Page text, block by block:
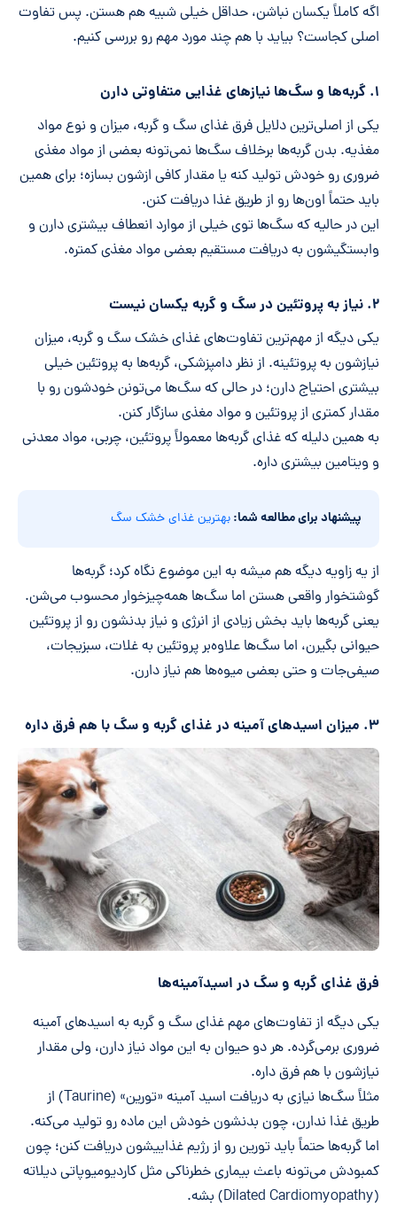
اگه کاملاً یکسان نباشن، حداقل خیلی شبیه هم هستن. پس تفاوت
اصلی کجاست؟ بیاید با هم چند مورد مهم رو بررسی کنیم.
۱. گربه‌ها و سگ‌ها نیازهای غذایی متفاوتی دارن
یکی از اصلی‌ترین دلایل فرق غذای سگ و گربه، میزان و نوع مواد
مغذیه. بدن گربه‌ها برخلاف سگ‌ها نمی‌تونه بعضی از مواد مغذی
ضروری رو خودش تولید کنه یا مقدار کافی ازشون بسازه؛ برای همین
باید حتماً اون‌ها رو از طریق غذا دریافت کنن.
این در حالیه که سگ‌ها توی خیلی از موارد انعطاف بیشتری دارن و
وابستگیشون به دریافت مستقیم بعضی مواد مغذی کمتره.
۲. نیاز به پروتئین در سگ و گربه یکسان نیست
یکی دیگه از مهم‌ترین تفاوت‌های غذای خشک سگ و گربه، میزان
نیازشون به پروتئینه. از نظر دامپزشکی، گربه‌ها به پروتئین خیلی
بیشتری احتیاج دارن؛ در حالی که سگ‌ها می‌تونن خودشون رو با
مقدار کمتری از پروتئین و مواد مغذی سازگار کنن.
به همین دلیله که غذای گربه‌ها معمولاً پروتئین، چربی، مواد معدنی
و ویتامین بیشتری داره.
پیشنهاد برای مطالعه شما:بهترین غذای خشک سگ
از یه زاویه دیگه هم میشه به این موضوع نگاه کرد؛ گربه‌ها
گوشتخوار واقعی هستن اما سگ‌ها همه‌چیزخوار محسوب می‌شن.
یعنی گربه‌ها باید بخش زیادی از انرژی و نیاز بدنشون رو از پروتئین
حیوانی بگیرن، اما سگ‌ها علاوه‌بر پروتئین به غلات، سبزیجات،
صیفی‌جات و حتی بعضی میوه‌ها هم نیاز دارن.
۳. میزان اسیدهای آمینه در غذای گربه و سگ با هم فرق داره
فرق غذای گربه و سگ در اسیدآمینه‌ها
یکی دیگه از تفاوت‌های مهم غذای سگ و گربه به اسیدهای آمینه
ضروری برمی‌گرده. هر دو حیوان به این مواد نیاز دارن، ولی مقدار
نیازشون با هم فرق داره.
مثلاً سگ‌ها نیازی به دریافت اسید آمینه «تورین» (Taurine) از
طریق غذا ندارن، چون بدنشون خودش این ماده رو تولید می‌کنه.
اما گربه‌ها حتماً باید تورین رو از رژیم غذاییشون دریافت کنن؛ چون
کمبودش می‌تونه باعث بیماری خطرناکی مثل کاردیومیوپاتی دیلاته
(Dilated Cardiomyopathy) بشه.